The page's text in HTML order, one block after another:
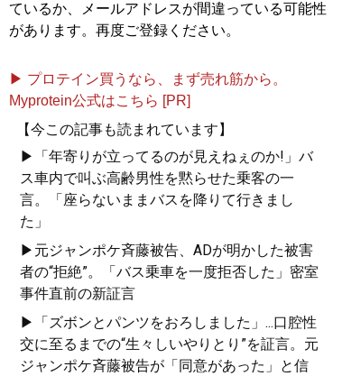
ているか、メールアドレスが間違っている可能性
があります。再度ご登録ください。
▶ プロテイン買うなら、まず売れ筋から。
Myprotein公式はこちら [PR]
【今この記事も読まれています】
▶「年寄りが立ってるのが見えねぇのか!」バ
ス車内で叫ぶ高齢男性を黙らせた乗客の一
言。「座らないままバスを降りて行きまし
た」
▶元ジャンポケ斉藤被告、ADが明かした被害
者の“拒絶”。「バス乗車を一度拒否した」密室
事件直前の新証言
▶「ズボンとパンツをおろしました」...口腔性
交に至るまでの“生々しいやりとり”を証言。元
ジャンポケ斉藤被告が「同意があった」と信